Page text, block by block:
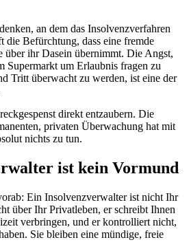
an dem das Insolvenzverfahren
die Befürchtung, dass eine fremde
über ihr Dasein übernimmt. Die Angst,
Supermarkt um Erlaubnis fragen zu
Tritt überwacht zu werden, ist eine der
direkt entzaubern. Die
privaten Überwachung hat mit
nichts zu tun.
ist kein Vormund
Ein Insolvenzverwalter ist nicht Ihr
über Ihr Privatleben, er schreibt Ihnen
verbringen, und er kontrolliert nicht,
Sie bleiben eine mündige, freie